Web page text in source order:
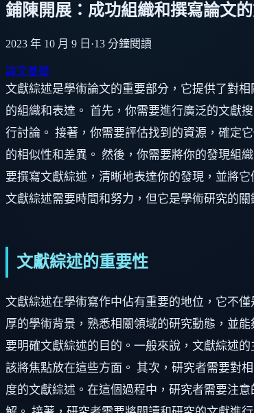
鋪陳開展：成功組織和撰寫論文
2023 年 10 月 9 日 ·13 分鐘閱讀
論文基礎
文獻綜述是學術論文的重要部分，它提供了對
的組織和表達。 首先，你需要進行廣泛的文獻
行討論。 接著，你需要評估找到的資源，確定
的相似性和差異。 然後，你需要將你的發現組
要撰寫文獻綜述，清晰地表達你的發現，並將
文獻綜述需要時間和努力，但它是學術研究的
文獻綜述的重要性
文獻綜述在學術寫作中佔有重要的地位，它不
厚的學術背景，熟悉相關領域的研究動態，並
要明確文獻綜述的目的。一般來說，文獻綜述
該將焦點放在這些方面。 其次，研究者需要對
度的文獻綜述。在這個過程中，研究者需要注